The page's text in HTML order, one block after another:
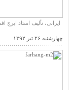
ایرانی، تألیف استاد
چهارشنبه ۲۶ تیر ۱۳۹۲